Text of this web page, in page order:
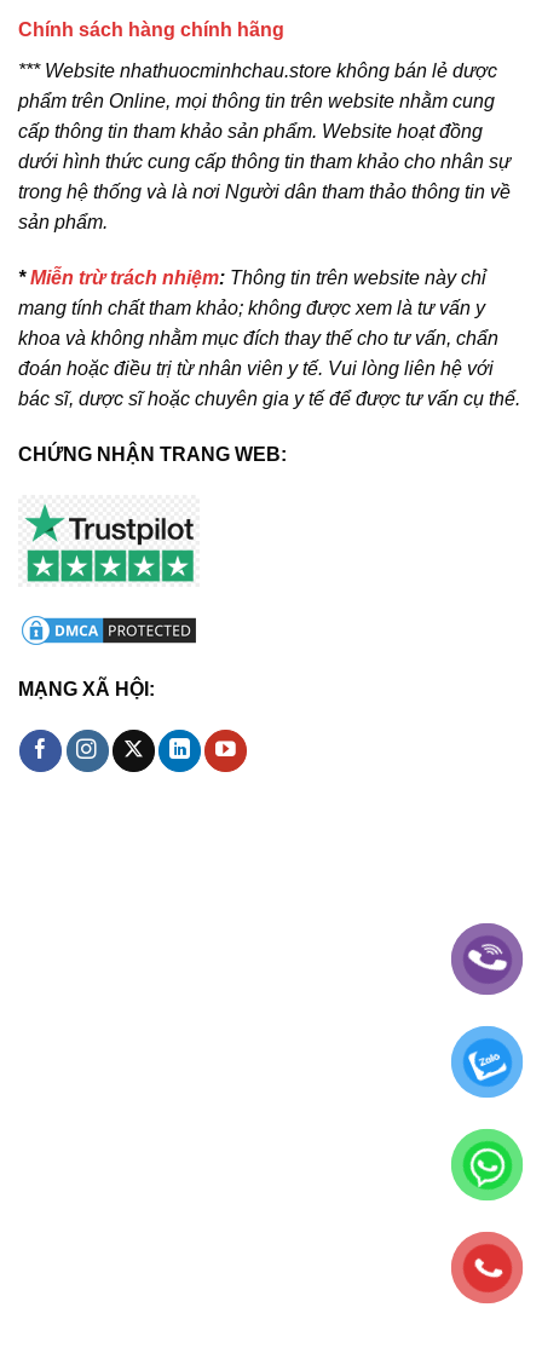
Chính sách hàng chính hãng
*** Website nhathuocminhchau.store không bán lẻ dược
phẩm trên Online, mọi thông tin trên website nhằm cung
cấp thông tin tham khảo sản phẩm. Website hoạt đồng
dưới hình thức cung cấp thông tin tham khảo cho nhân sự
trong hệ thống và là nơi Người dân tham thảo thông tin về
sản phẩm.
*Miễn trừ trách nhiệm: Thông tin trên website này chỉ
mang tính chất tham khảo; không được xem là tư vấn y
khoa và không nhằm mục đích thay thế cho tư vấn, chẩn
đoán hoặc điều trị từ nhân viên y tế. Vui lòng liên hệ với
bác sĩ, dược sĩ hoặc chuyên gia y tế để được tư vấn cụ thể.
CHỨNG NHẬN TRANG WEB:
MẠNG XÃ HỘI: